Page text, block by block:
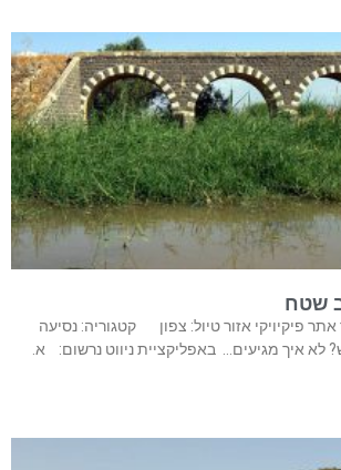
שטח
אתר פיקיויקי אזור טיול: צפון קטגוריה: נסיעה
לא איך מגיעים… באפליקציית ניווט נרשום: א.